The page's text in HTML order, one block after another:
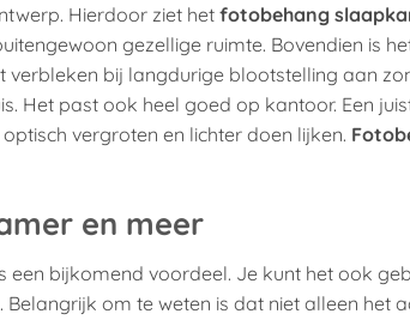
Hierdoor ziet het fotobehang
gezellige ruimte. Bovendien is
bij langdurige blootstelling aan
Het past ook heel goed op kantoor. Een
vergroten en lichter doen lijken.
en meer
een bijkomend voordeel. Je kunt het ook
om te weten is dat niet alleen het